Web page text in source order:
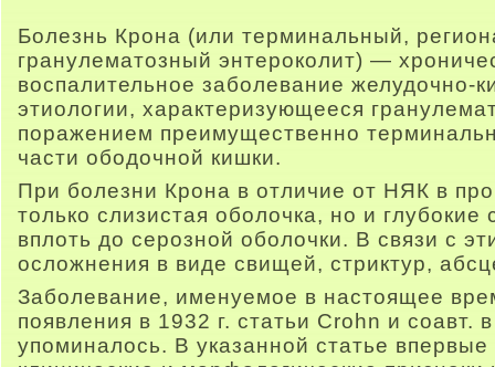
Болезнь Крона (или терминальный,
гранулематозный энтероколит) —
воспалительное заболевание желудочно-
этиологии, характеризующееся
поражением преимущественно
части ободочной кишки.
При болезни Крона в отличие от НЯК в
только слизистая оболочка, но и глубокие
вплоть до серозной оболочки. В связи с
осложнения в виде свищей, стриктур,
Заболевание, именуемое в настоящее
появления в 1932 г. статьи Crohn и соавт.
упоминалось. В указанной статье